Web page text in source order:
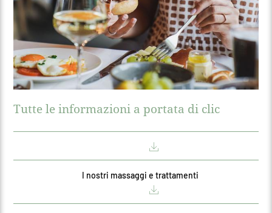
Tutte le informazioni a portata di clic
I nostri massaggi e trattamenti